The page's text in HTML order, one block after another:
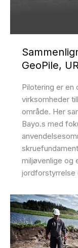
GeoPile,
Pilotering er en
virksomheder
område. Her
Bayo.s med
miljøvenlige og
jordforstyrrelse